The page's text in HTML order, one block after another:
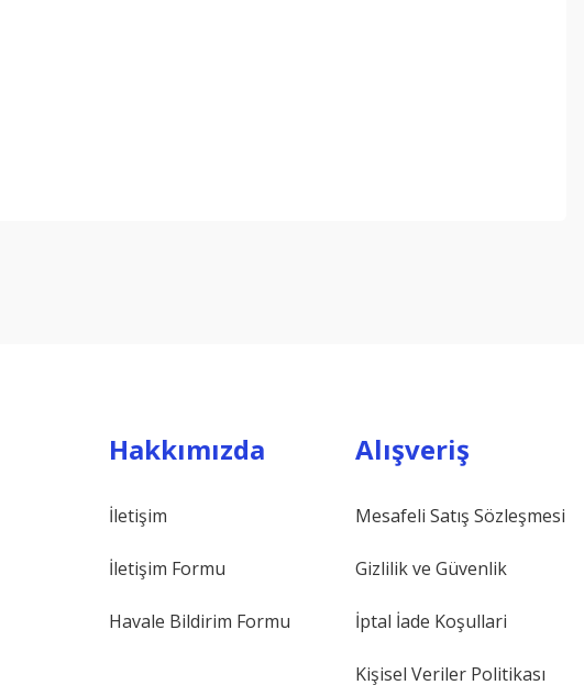
Hakkımızda
İletişim
İletişim Formu
Havale Bildirim Formu
Alışveriş
Mesafeli Satış Sözleşmesi
Gizlilik ve Güvenlik
İptal İade Koşullari
Kişisel Veriler Politikası